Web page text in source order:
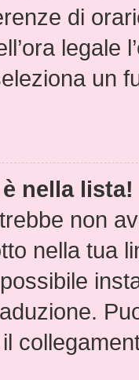
di
legale
un
nella lista!
non
nella tua